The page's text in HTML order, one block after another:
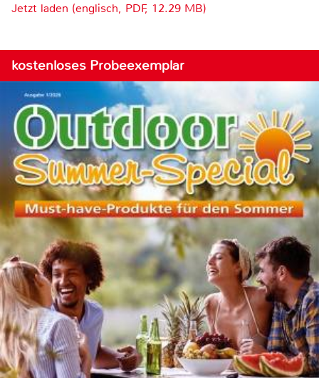
Jetzt laden (englisch, PDF, 12.29 MB)
kostenloses Probeexemplar